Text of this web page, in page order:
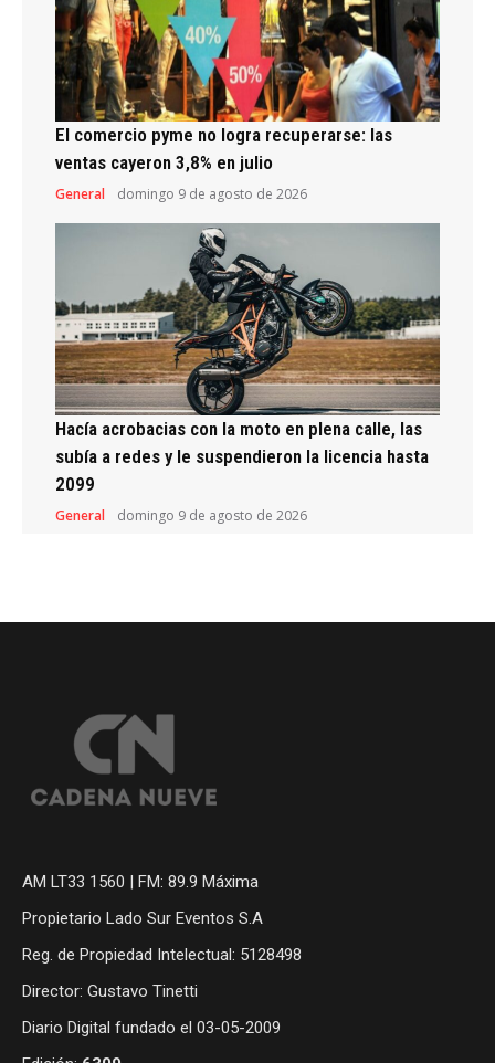
El comercio pyme no logra recuperarse: las
ventas cayeron 3,8% en julio
General domingo 9 de agosto de 2026
Hacía acrobacias con la moto en plena calle, las
subía a redes y le suspendieron la licencia hasta
2099
General domingo 9 de agosto de 2026
AM LT33 1560 | FM: 89.9 Máxima
Propietario Lado Sur Eventos S.A
Reg. de Propiedad Intelectual: 5128498
Director: Gustavo Tinetti
Diario Digital fundado el 03-05-2009